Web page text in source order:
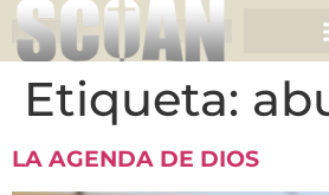
Etiqueta:
LA AGENDA DE DIOS